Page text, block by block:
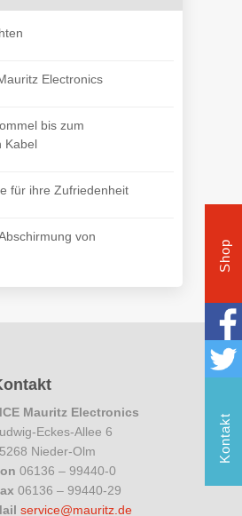
Electronics
bis zum
Kabel
für ihre Zufriedenheit
von
Mauritz Electronics
Eckes-Allee 6
Nieder-Olm
06136 – 99440-0
06136 – 99440-29
service@mauritz.de
Shop
Kontakt